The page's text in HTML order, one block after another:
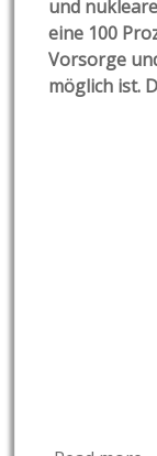
und
eine 100
Vorsorge
möglich ist.